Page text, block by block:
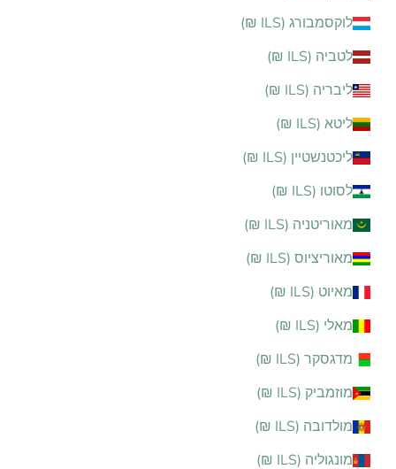
לוקסמבורג (ILS ₪)
לטביה (ILS ₪)
ליבריה (ILS ₪)
ליטא (ILS ₪)
ליכטנשטיין (ILS ₪)
לסוטו (ILS ₪)
מאוריטניה (ILS ₪)
מאוריציוס (ILS ₪)
מאיוט (ILS ₪)
מאלי (ILS ₪)
מדגסקר (ILS ₪)
מוזמביק (ILS ₪)
מולדובה (ILS ₪)
מונגוליה (ILS ₪)